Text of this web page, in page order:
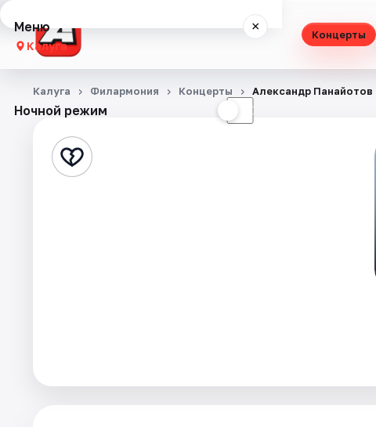
Концерты
Меню ×
Калуга
Концерты
Стендап
Ночной режим ☾
Калуга Филармония Концерты Александр Панайотов